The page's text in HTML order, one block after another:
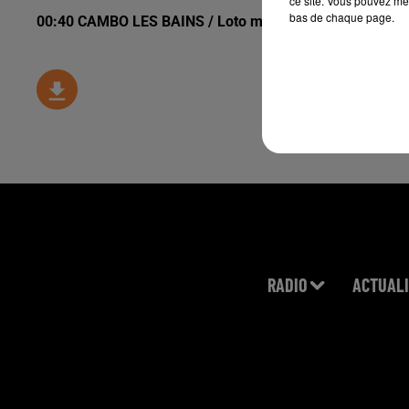
00:40 CAMBO LES BAINS / Loto mardi 23 juin à aprtir de
RADIO
bas de chaque page.